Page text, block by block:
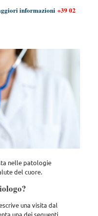
informazioni +39 02
nelle patologie
del cuore.
una visita dal